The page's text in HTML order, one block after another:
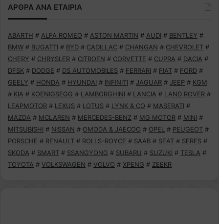
ΑΡΘΡΑ ΑΝΑ ΕΤΑΙΡΙΑ
ABARTH # ALFA ROMEO # ASTON MARTIN # AUDI # BENTLEY #
BMW # BUGATTI # BYD # CADILLAC # CHANGAN # CHEVROLET #
CHERY # CHRYSLER # CITROEN # CORVETTE # CUPRA # DACIA #
DFSK # DODGE # DS AUTOMOBILES # FERRARI # FIAT # FORD #
GEELY # HONDA # HYUNDAI # INFINITI # JAGUAR # JEEP # KGM
# KIA # KOENIGSEGG # LAMBORGHINI # LANCIA # LAND ROVER #
LEAPMOTOR # LEXUS # LOTUS # LYNK & CO # MASERATI #
MAZDA # MCLAREN # MERCEDES-BENZ # MG MOTOR # MINI #
MITSUBISHI # NISSAN # OMODA & JAECOO # OPEL # PEUGEOT #
PORSCHE # RENAULT # ROLLS-ROYCE # SAAB # SEAT # SERES #
SKODA # SMART # SSANGYONG # SUBARU # SUZUKI # TESLA #
TOYOTA # VOLKSWAGEN # VOLVO # XPENG # ZEEKR